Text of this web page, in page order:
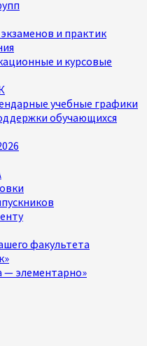
и практик
и курсовые
учебные графики
обучающихся
факультета
— элементарно»